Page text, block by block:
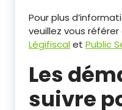
Pour plus
veuillez vous
Légifiscalet Public
Les
suivre